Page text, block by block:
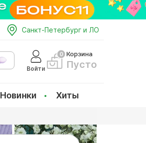
Санкт-Петербург и ЛО
Войти
Корзина
Пусто
Новинки Хиты